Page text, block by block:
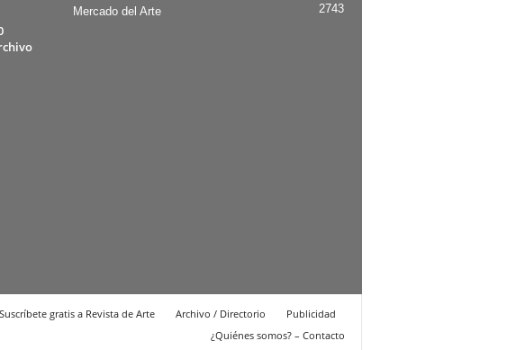
Mercado del Arte 2743
Suscríbete gratis a Revista de Arte Archivo / Directorio
Publicidad
¿Quiénes somos? – Contacto